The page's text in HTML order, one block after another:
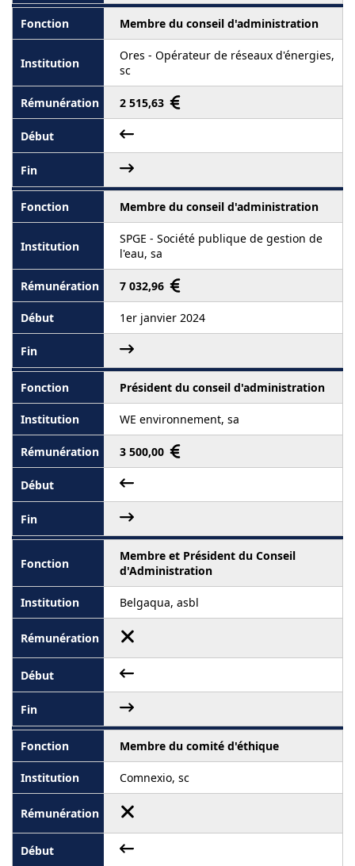
Membre du conseil d'administration
Ores - Opérateur de réseaux d'énergies,
sc
2 515,63
Membre du conseil d'administration
SPGE - Société publique de gestion de
l'eau, sa
7 032,96
1er janvier 2024
Président du conseil d'administration
WE environnement, sa
3 500,00
Membre et Président du Conseil
d'Administration
Belgaqua, asbl
Membre du comité d'éthique
Comnexio, sc